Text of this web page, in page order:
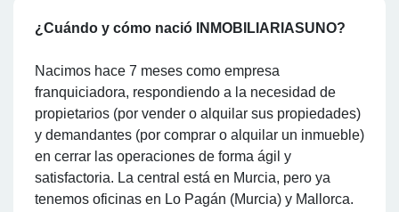
¿Cuándo y cómo nació INMOBILIARIASUNO?
Nacimos hace 7 meses como empresa
franquiciadora, respondiendo a la necesidad de
propietarios (por vender o alquilar sus propiedades)
y demandantes (por comprar o alquilar un inmueble)
en cerrar las operaciones de forma ágil y
satisfactoria. La central está en Murcia, pero ya
tenemos oficinas en Lo Pagán (Murcia) y Mallorca.